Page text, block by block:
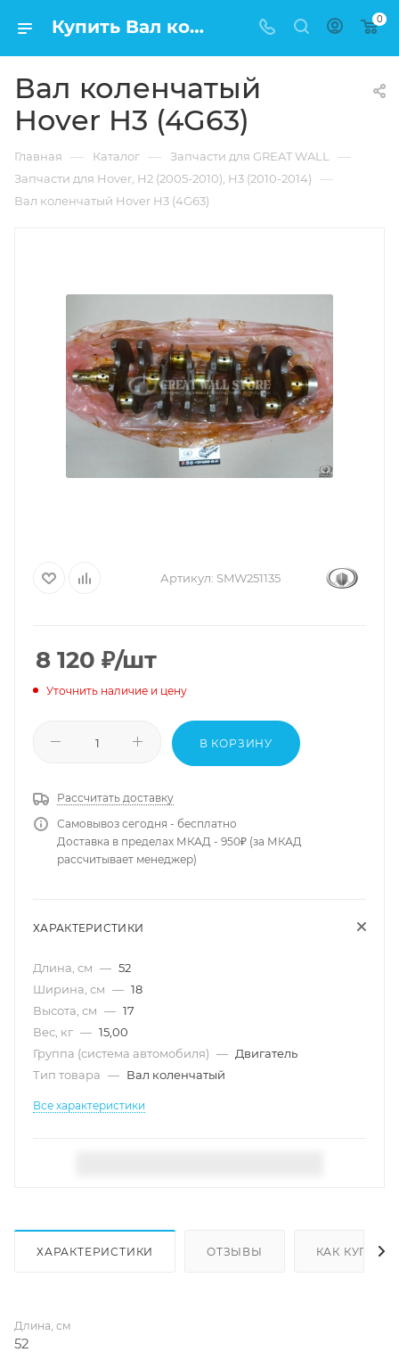
Купить Вал коленчатый Hover H3 (4G63) в Москве по низкой цене 0
Вал коленчатый
Hover H3 (4G63)
Главная — Каталог — Запчасти для GREAT WALL —
Запчасти для Hover, H2 (2005-2010), H3 (2010-2014) —
Вал коленчатый Hover H3 (4G63)
Артикул: SMW251135
8 120 ₽/шт
Уточнить наличие и цену
В КОРЗИНУ
Рассчитать доставку
Самовывоз сегодня - бесплатно
Доставка в пределах МКАД - 950₽ (за МКАД
рассчитывает менеджер)
ХАРАКТЕРИСТИКИ
Длина, см — 52
Ширина, см — 18
Высота, см — 17
Вес, кг — 15,00
Группа (система автомобиля) — Двигатель
Тип товара — Вал коленчатый
Все характеристики
ХАРАКТЕРИСТИКИ ОТЗЫВЫ КАК КУПИТЬ
Длина, см
52